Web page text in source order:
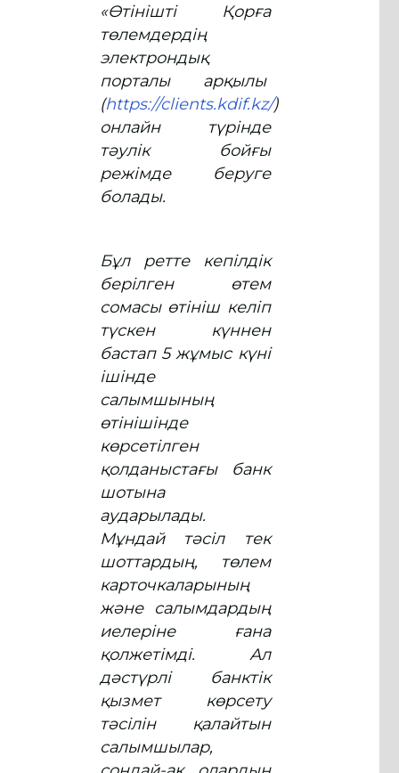
«Өтінішті Қорға
төлемдердің
электрондық
порталы арқылы
(https://clients.kdif.kz/)
онлайн түрінде
тәулік бойғы
режімде беруге
болады.
Бұл ретте кепілдік
берілген өтем
сомасы өтініш келіп
түскен күннен
бастап 5 жұмыс күні
ішінде
салымшының
өтінішінде
көрсетілген
қолданыстағы банк
шотына
аударылады.
Мұндай тәсіл тек
шоттардың, төлем
карточкаларының
және салымдардың
иелеріне ғана
қолжетімді. Ал
дәстүрлі банктік
қызмет көрсету
тәсілін қалайтын
салымшылар,